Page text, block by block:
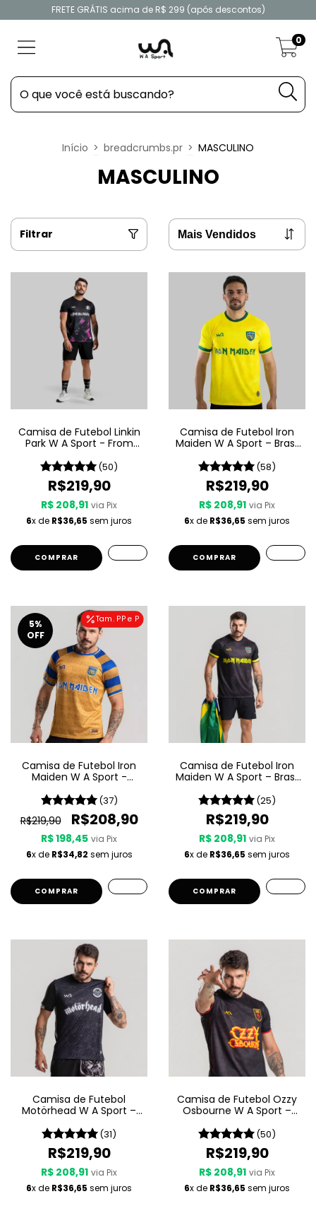
FRETE GRÁTIS acima de R$ 299 (após descontos)
0
Início > breadcrumbs.pr > MASCULINO
MASCULINO
Filtrar
Camisa de Futebol Linkin
Park W A Sport - From
(50)
R$219,90
R$ 208,91 via Pix
6x de R$36,65 sem juros
COMPRAR
Camisa de Futebol Iron
Maiden W A Sport – Brasil
(58)
R$219,90
R$ 208,91 via Pix
6x de R$36,65 sem juros
COMPRAR
Tam. PP e P
5%
OFF
Camisa de Futebol Iron
Maiden W A Sport -
(37)
R$219,90 R$208,90
R$ 198,45 via Pix
6x de R$34,82 sem juros
COMPRAR
Camisa de Futebol Iron
Maiden W A Sport – Brasil
(25)
R$219,90
R$ 208,91 via Pix
6x de R$36,65 sem juros
COMPRAR
Camisa de Futebol
Motörhead W A Sport –
(31)
R$219,90
R$ 208,91 via Pix
6x de R$36,65 sem juros
Camisa de Futebol Ozzy
Osbourne W A Sport –
(50)
R$219,90
R$ 208,91 via Pix
6x de R$36,65 sem juros